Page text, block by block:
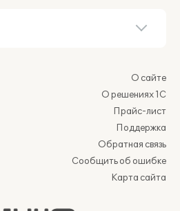
О сайте
О решениях 1С
Прайс-лист
Поддержка
Обратная связь
Сообщить об ошибке
Карта сайта